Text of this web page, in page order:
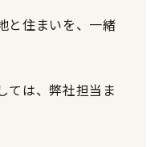
と住まいを、一緒
ては、弊社担当ま